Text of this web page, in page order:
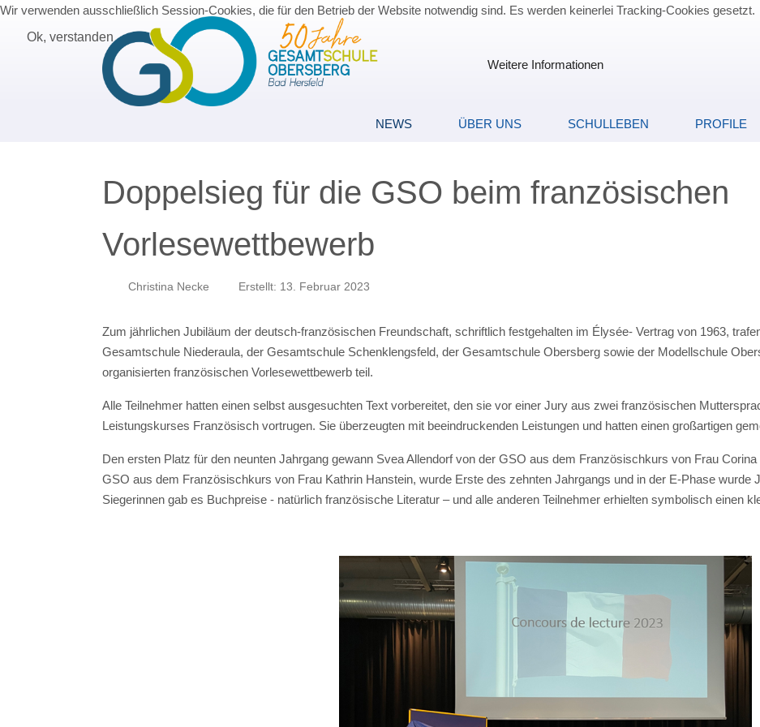
NEWS ÜBER UNS SCHULLEBEN PROFILE
Doppelsieg für die GSO beim französischen
Vorlesewettbewerb
Christina Necke Erstellt: 13. Februar 2023
Zum jährlichen Jubiläum der deutsch-französischen Freundschaft, schriftlich festgehalten im Élysée- Vertrag von 1963,
Gesamtschule Niederaula, der Gesamtschule Schenklengsfeld, der Gesamtschule Obersberg sowie der Modellschule
organisierten französischen Vorlesewettbewerb teil.
Alle Teilnehmer hatten einen selbst ausgesuchten Text vorbereitet, den sie vor einer Jury aus zwei französischen
Leistungskurses Französisch vortrugen. Sie überzeugten mit beeindruckenden Leistungen und hatten einen großartigen
Den ersten Platz für den neunten Jahrgang gewann Svea Allendorf von der GSO aus dem Französischkurs von Frau
GSO aus dem Französischkurs von Frau Kathrin Hanstein, wurde Erste des zehnten Jahrgangs und in der E-Phase wurde
Siegerinnen gab es Buchpreise - natürlich französische Literatur – und alle anderen Teilnehmer erhielten symbolisch einen
Wir verwenden ausschließlich Session-Cookies, die für den Betrieb der Website notwendig sind. Es werden keinerlei Tracking-Cookies gesetzt.
Ok, verstanden
Weitere Informationen